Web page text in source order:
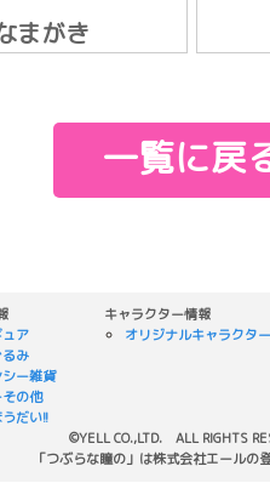
まがき
一覧に戻
ュア
み
シー雑貨
の他
だい!!
キャラクター情報
オリジナルキャラクター
©YELL CO.,LTD. ALL RIGHTS
「つぶらな瞳の」は株式会社エールの